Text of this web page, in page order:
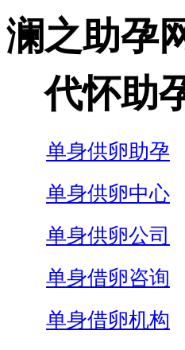
澜之助孕
代怀助
单身供卵助孕
单身供卵中心
单身供卵公司
单身借卵咨询
单身借卵机构